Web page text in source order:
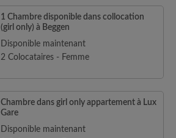
1 Chambre disponible dans collocation
(girl only) à Beggen
Disponible maintenant
2 Colocataires - Femme
Chambre dans girl only appartement à Lux
Gare
Disponible maintenant